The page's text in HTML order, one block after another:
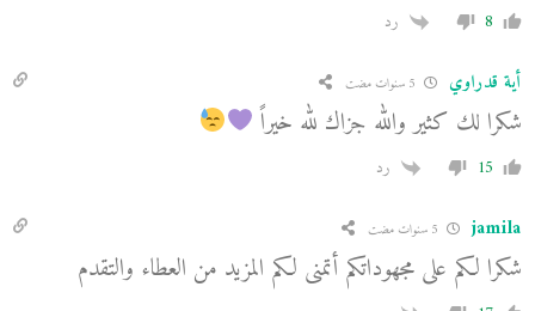
8 رد
أية قدراوي
شكرا لك كثير والله جزاك لله خيراً
15 رد
jamila
شكرا لكم على مجهوداتكم أتمنى لكم المزيد من العطاء والتقدم